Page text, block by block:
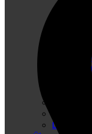
Doku-
DIN EN